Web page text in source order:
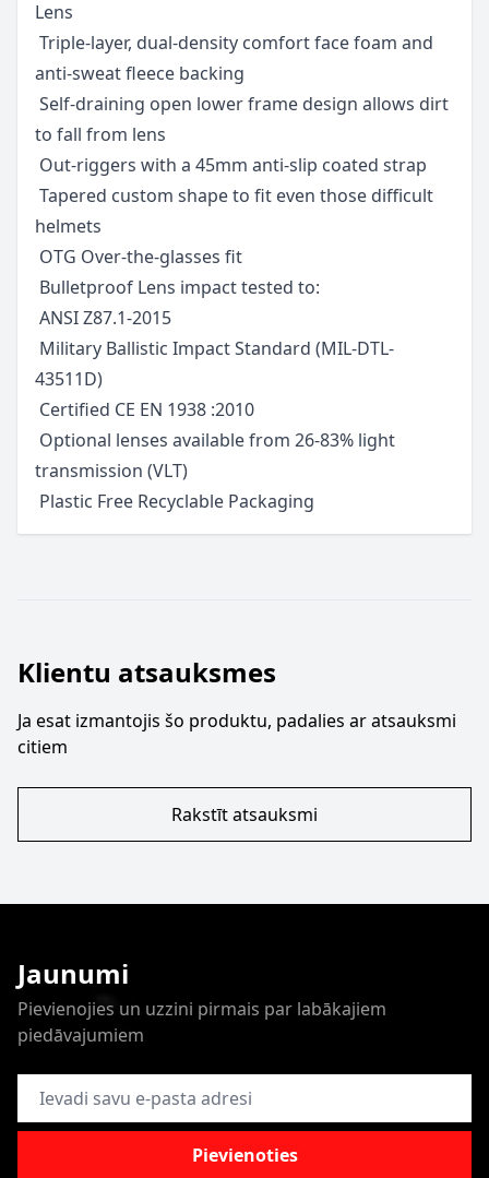
Lens
 Triple-layer, dual-density comfort face foam and
anti-sweat fleece backing
 Self-draining open lower frame design allows dirt
to fall from lens
 Out-riggers with a 45mm anti-slip coated strap
 Tapered custom shape to fit even those difficult
helmets
 OTG Over-the-glasses fit
 Bulletproof Lens impact tested to:
 ANSI Z87.1-2015
 Military Ballistic Impact Standard (MIL-DTL-
43511D)
 Certified CE EN 1938 :2010
 Optional lenses available from 26-83% light
transmission (VLT)
 Plastic Free Recyclable Packaging
Klientu atsauksmes
Ja esat izmantojis šo produktu, padalies ar atsauksmi
citiem
Rakstīt atsauksmi
Jaunumi
Pievienojies un uzzini pirmais par labākajiem
piedāvajumiem
E-pasta adrese
Pievienoties